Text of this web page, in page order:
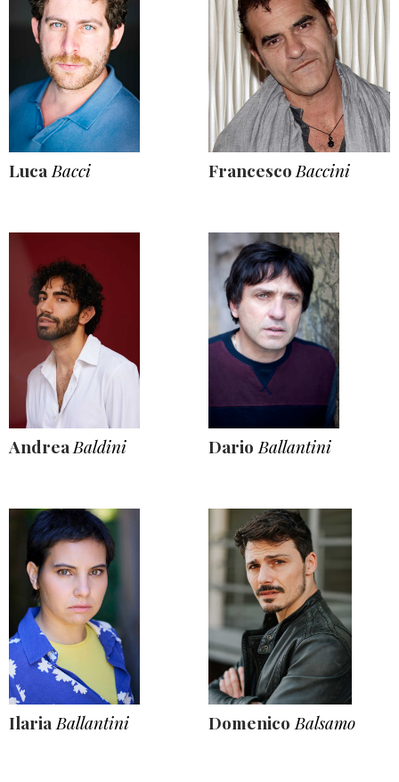
Luca Bacci Francesco Baccini
Andrea Baldini Dario Ballantini
Ilaria Ballantini Domenico Balsamo